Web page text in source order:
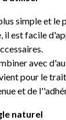
simple et
il est facile
avec
pour le
et de
naturel